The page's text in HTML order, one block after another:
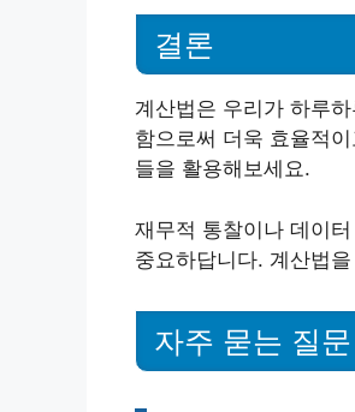
결론
계산법은 우리가 하루
함으로써 더욱 효율적
들을 활용해보세요.
재무적 통찰이나 데이
중요하답니다. 계산법
자주 묻는 질